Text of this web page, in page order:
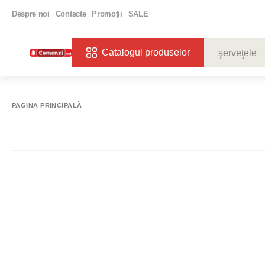
Despre noi Contacte Promoții SALE
Catalogul produselor
PAGINA PRINCIPALĂ